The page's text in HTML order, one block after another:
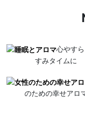
心やす
すみタイムに
のための幸せアロ